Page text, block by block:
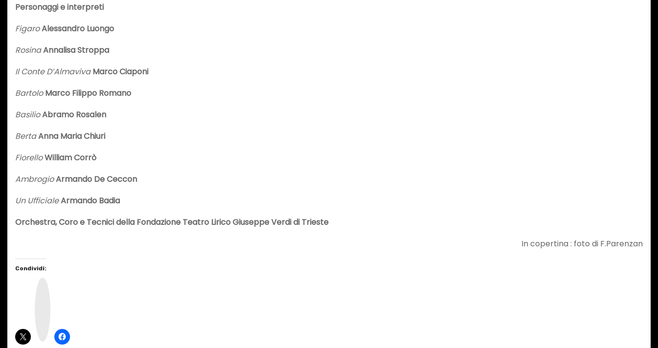
Personaggi e interpreti
FigaroAlessandro Luongo
RosinaAnnalisa Stroppa
Il Conte D’Almaviva Marco Ciaponi
Bartolo Marco Filippo Romano
BasilioAbramo Rosalen
BertaAnna Maria Chiuri
FiorelloWilliam Corrò
AmbrogioArmando De Ceccon
Un UfficialeArmando Badia
Orchestra, Coro e Tecnici della Fondazione Teatro Lirico Giuseppe Verdi di Trieste
In copertina : foto di F.Parenzan
Condividi: